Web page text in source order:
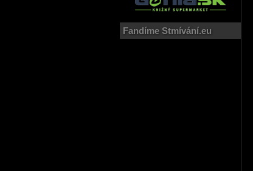
Fandíme Stmívání.eu